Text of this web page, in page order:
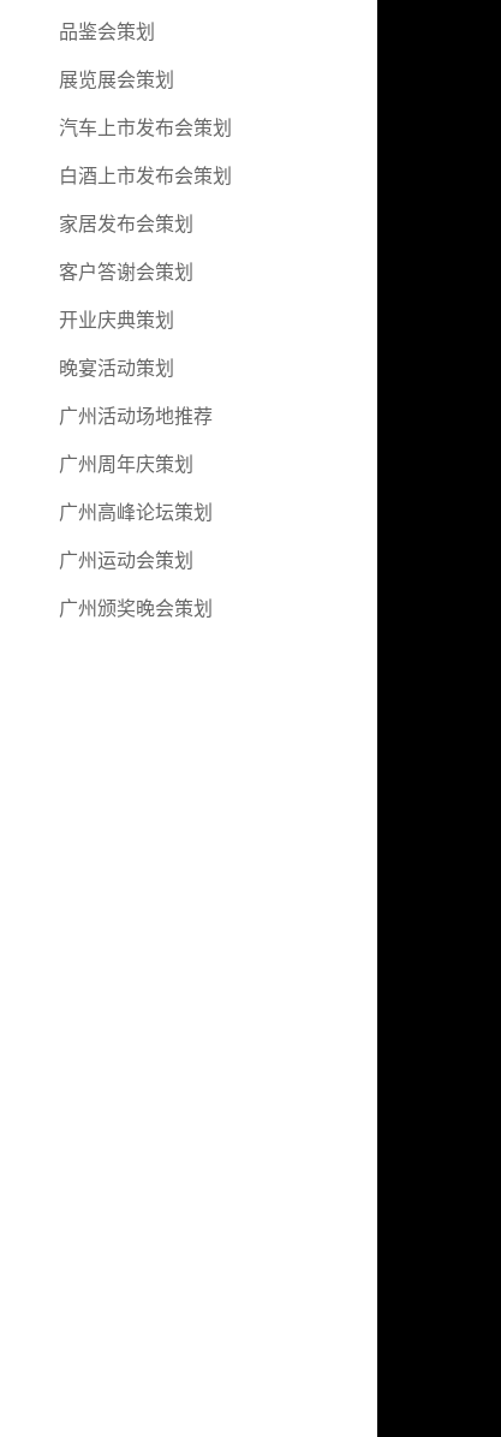
品鉴会策划
展览展会策划
汽车上市发布会策划
白酒上市发布会策划
家居发布会策划
客户答谢会策划
开业庆典策划
晚宴活动策划
广州活动场地推荐
广州周年庆策划
广州高峰论坛策划
广州运动会策划
广州颁奖晚会策划